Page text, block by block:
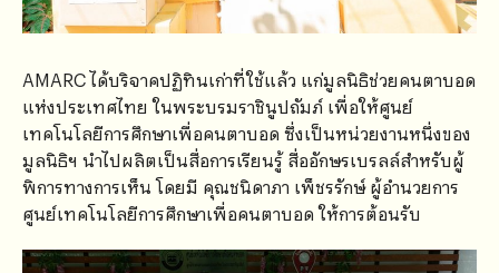
AMARC ได้บริจาคปฏิทินเก่าที่ใช้แล้ว แก่มูลนิธิช่วยคนตาบอด
แห่งประเทศไทย ในพระบรมราชินูปถัมภ์ เพื่อให้ศูนย์
เทคโนโลยีการศึกษาเพื่อคนตาบอด ซึ่งเป็นหน่วยงานหนึ่งของ
มูลนิธิฯ นำไปผลิตเป็นสื่อการเรียนรู้ สื่ออักษรเบรลล์สำหรับผู้
พิการทางการเห็น โดยมี คุณชนิดาภา เพ็ชรรักษ์ ผู้อำนวยการ
ศูนย์เทคโนโลยีการศึกษาเพื่อคนตาบอด ให้การต้อนรับ